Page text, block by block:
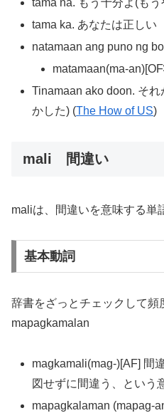
tama ka. あなたは正しい
natamaan ang puno ng
matamaan(ma-
Tinamaan ako doon. そ
かした) (The How of US)
mali 間違い
maliは、間違いを意味する単
基本動詞
辞書をざっとチェックして頻
mapagkamalan
magkamali(mag-)[AF] 間
図せずに間違う、という
mapagkalaman (mapag-